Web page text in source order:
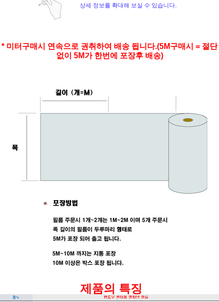
상세 정보를 확대해 보실 수 있습니다.
* 미터구매시 연속으로 권취하여 배송 됩니다.(5M구매시 = 절단
없이 5M가 한번에 포장후 배송)
제품의 특징